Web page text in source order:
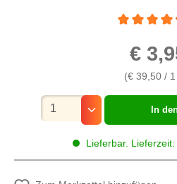
€
(€ 39,50 /
Lieferbar.
Mengenauswahl
In